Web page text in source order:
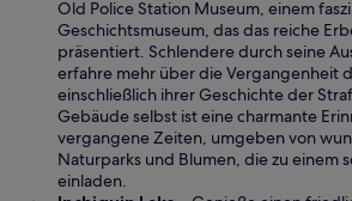
f
f
n
e
t
i
r
d
i
n
e
i
n
Old Police Station Museum, einem
Geschichtsmuseum, das das reiche
präsentiert. Schlendere durch seine
erfahre mehr über die Vergangenheit
einschließlich ihrer Geschichte der
Gebäude selbst ist eine charmante
vergangene Zeiten, umgeben von
Naturparks und Blumen, die zu einem
einladen.